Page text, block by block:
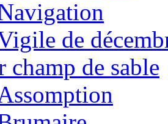
de
champ de sable